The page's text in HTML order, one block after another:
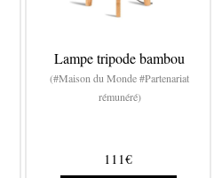
Lampe tripode bambou
(#Maison du Monde #Partenariat
rémunéré)
111€